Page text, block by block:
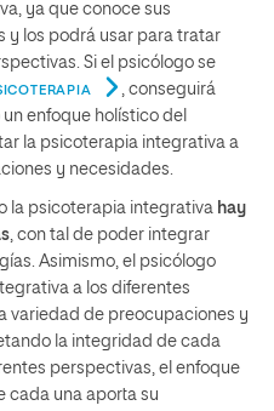
ya que conoce sus
y los podrá usar para tratar
Si el psicólogo se
, conseguirá
enfoque holístico del
la psicoterapia integrativa a
y necesidades.
la psicoterapia integrativa hay
, con tal de poder integrar
Asimismo, el psicólogo
a los diferentes
variedad de preocupaciones y
la integridad de cada
perspectivas, el enfoque
cada una aporta su